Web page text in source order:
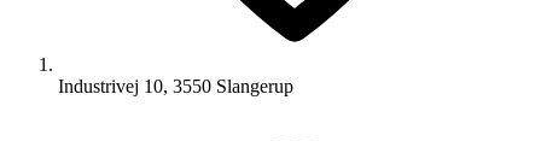
Industrivej 10, 3550 Slangerup